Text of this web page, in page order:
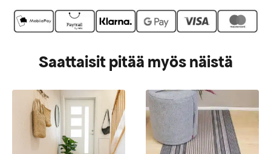
Saattaisit pitää myös näistä